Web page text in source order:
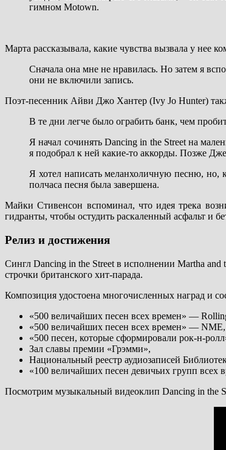
гимном Motown.
Марта рассказывала, какие чувства вызвала у нее
Сначала она мне не нравилась. Но затем я
они не включили запись.
Поэт-песенник Айви Джо Хантер (Ivy Jo Hunter)
В те дни легче было ограбить банк, чем
Я начал сочинять Dancing in the Street на
я подобрал к ней какие-то аккорды. Позже
Я хотел написать меланхоличную песню, но,
полчаса песня была завершена.
Майки Стивенсон вспоминал, что идея трека
гидранты, чтобы остудить раскаленный асфальт и
Релиз и достижения
Сингл Dancing in the Street в исполнении Martha
строчки британского хит-парада.
Композиция удостоена многочисленных наград и
«500 величайших песен всех времен» —
«500 величайших песен всех времен» — NME,
«500 песен, которые сформировали рок-н-
Зал славы премии «Грэмми»,
Национальный реестр аудиозаписей
«100 величайших песен девичьих групп всех
Посмотрим музыкальный видеоклип Dancing in the